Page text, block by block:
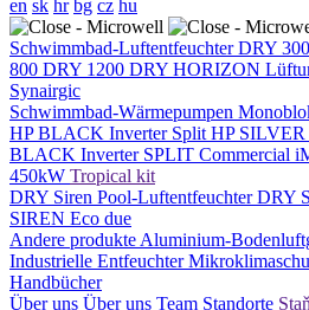
en sk hr bg cz hu
Schwimmbad-LuftentfeuchterDRY 300
800 DRY 1200 DRY HORIZON
Synairgic
Schwimmbad-Wärmepumpen
HP BLACK Inverter Split HP SILVER
BLACK Inverter SPLIT Commercial
450kW Tropical kit
DRY Siren Pool-LuftentfeuchterDRY
SIREN Eco due
Andere produkte Aluminium-
Industrielle Entfeuchter
Handbücher
Über uns Über uns Team Standorte